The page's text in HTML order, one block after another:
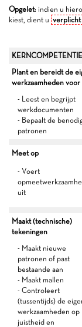
Opgelet: indien u
kiest, dient u verplicht
KERNCOMPETENTIE
Plant en bereidt de
werkzaamheden voor
- Leest en begrijpt
werkdocumenten
- Bepaalt de
patronen
Meet op
- Voert
uit
Maakt (technische)
tekeningen
- Maakt nieuwe
patronen of past
bestaande aan
- Maakt mallen
- Controleert
(tussentijds) de
werkzaamheden op
juistheid en